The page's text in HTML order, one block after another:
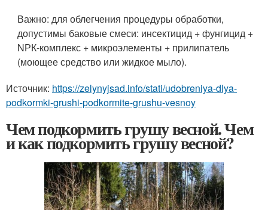
Важно: для облегчения процедуры обработки,
допустимы баковые смеси: инсектицид + фунгицид +
NРК-комплекс + микроэлементы + прилипатель
(моющее средство или жидкое мыло).
Источник: https://zelynyjsad.info/stati/udobreniya-dlya-
podkormki-grushi-podkormite-grushu-vesnoy
Чем подкормить грушу весной. Чем
и как подкормить грушу весной?